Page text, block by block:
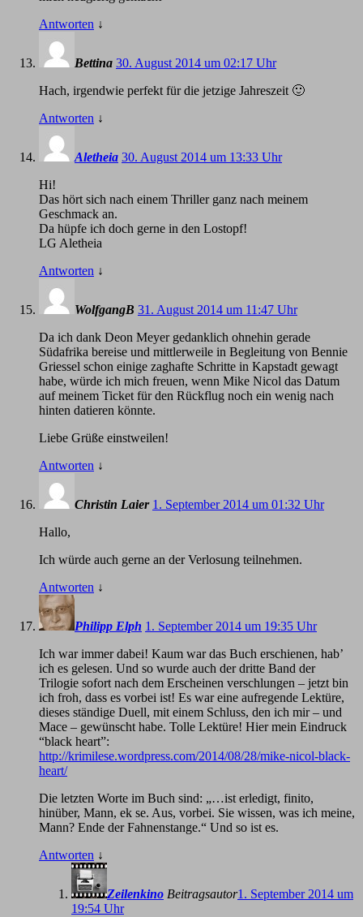
Antworten ↓
Bettina 30. August 2014 um 02:17 Uhr
Hach, irgendwie perfekt für die jetzige Jahreszeit 🙂
Antworten ↓
Aletheia 30. August 2014 um 13:33 Uhr
Hi!
Das hört sich nach einem Thriller ganz nach meinem
Geschmack an.
Da hüpfe ich doch gerne in den Lostopf!
LG Aletheia
Antworten ↓
WolfgangB 31. August 2014 um 11:47 Uhr
Da ich dank Deon Meyer gedanklich ohnehin gerade
Südafrika bereise und mittlerweile in Begleitung von Bennie
Griessel schon einige zaghafte Schritte in Kapstadt gewagt
habe, würde ich mich freuen, wenn Mike Nicol das Datum
auf meinem Ticket für den Rückflug noch ein wenig nach
hinten datieren könnte.
Liebe Grüße einstweilen!
Antworten ↓
Christin Laier 1. September 2014 um 01:32 Uhr
Hallo,
Ich würde auch gerne an der Verlosung teilnehmen.
Antworten ↓
Philipp Elph 1. September 2014 um 19:35 Uhr
Ich war immer dabei! Kaum war das Buch erschienen, hab’
ich es gelesen. Und so wurde auch der dritte Band der
Trilogie sofort nach dem Erscheinen verschlungen – jetzt bin
ich froh, dass es vorbei ist! Es war eine aufregende Lektüre,
dieses ständige Duell, mit einem Schluss, den ich mir – und
Mace – gewünscht habe. Tolle Lektüre! Hier mein Eindruck
“black heart”:
http://krimilese.wordpress.com/2014/08/28/mike-nicol-black-
heart/
Die letzten Worte im Buch sind: „…ist erledigt, finito,
hinüber, Mann, ek se. Aus, vorbei. Sie wissen, was ich meine,
Mann? Ende der Fahnenstange.“ Und so ist es.
Antworten ↓
Zeilenkino Beitragsautor1. September 2014 um
19:54 Uhr